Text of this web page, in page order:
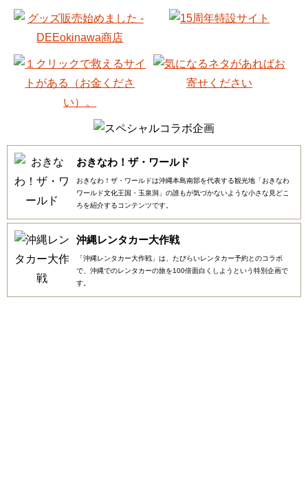
おきなわ！ザ・ワールド
おきなわ！ザ・ワールドは沖縄本島南部を代表する観光地「おきなわ
ワールド文化王国・玉泉洞」の誰もが気づかないような小さな見どこ
ろを紹介するコンテンツです。
沖縄レンタカー大作戦
「沖縄レンタカー大作戦」は、たびらいレンタカー予約とのコラボ
で、沖縄でのレンタカーの旅を100倍面白くしようという特別企画で
す。